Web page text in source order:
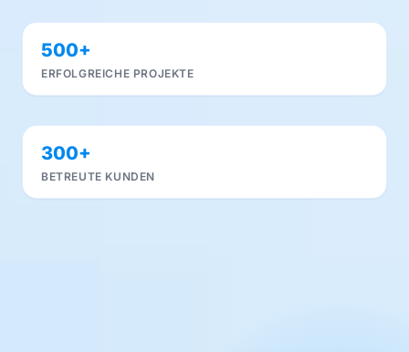
500+
ERFOLGREICHE PROJEKTE
300+
BETREUTE KUNDEN